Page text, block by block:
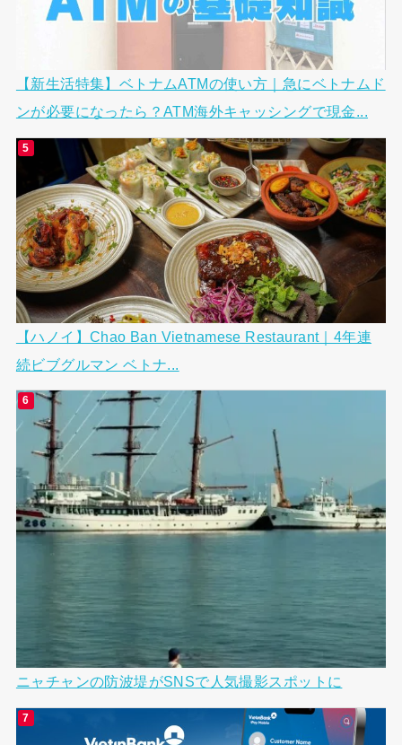
【新生活特集】ベトナムATMの使い方｜急にベトナムド
ンが必要になったら？ATM海外キャッシングで現金...
【ハノイ】Chao Ban Vietnamese Restaurant｜4年連
続ビブグルマン ベトナ...
ニャチャンの防波堤がSNSで人気撮影スポットに